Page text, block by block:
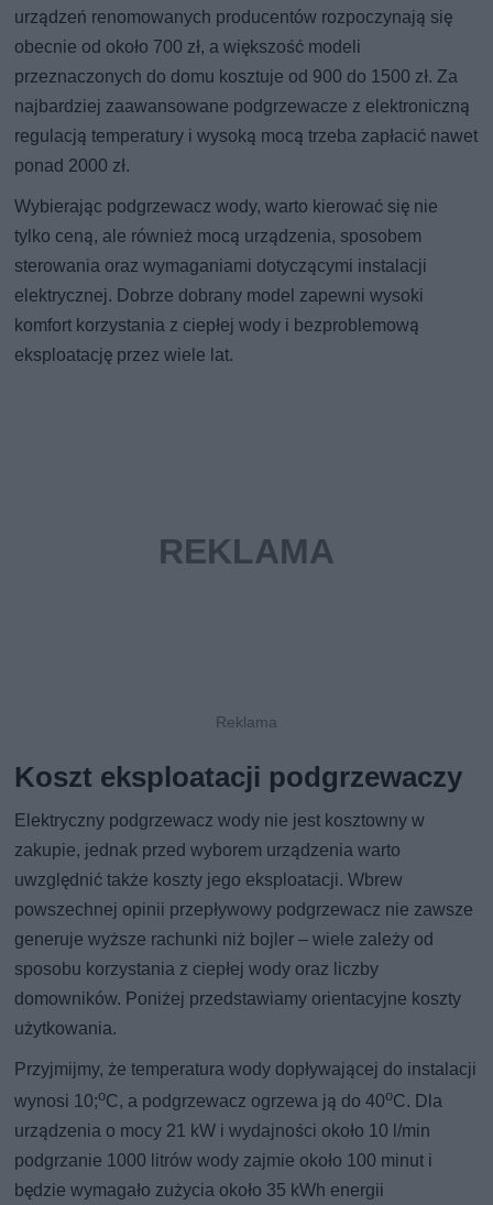
urządzeń renomowanych producentów rozpoczynają się
obecnie od około 700 zł, a większość modeli
przeznaczonych do domu kosztuje od 900 do 1500 zł. Za
najbardziej zaawansowane podgrzewacze z elektroniczną
regulacją temperatury i wysoką mocą trzeba zapłacić nawet
ponad 2000 zł.
Wybierając podgrzewacz wody, warto kierować się nie
tylko ceną, ale również mocą urządzenia, sposobem
sterowania oraz wymaganiami dotyczącymi instalacji
elektrycznej. Dobrze dobrany model zapewni wysoki
komfort korzystania z ciepłej wody i bezproblemową
eksploatację przez wiele lat.
Koszt eksploatacji podgrzewaczy
Elektryczny podgrzewacz wody nie jest kosztowny w
zakupie, jednak przed wyborem urządzenia warto
uwzględnić także koszty jego eksploatacji. Wbrew
powszechnej opinii przepływowy podgrzewacz nie zawsze
generuje wyższe rachunki niż bojler – wiele zależy od
sposobu korzystania z ciepłej wody oraz liczby
domowników. Poniżej przedstawiamy orientacyjne koszty
użytkowania.
Przyjmijmy, że temperatura wody dopływającej do instalacji
wynosi 10;oC, a podgrzewacz ogrzewa ją do 40oC. Dla
urządzenia o mocy 21 kW i wydajności około 10 l/min
podgrzanie 1000 litrów wody zajmie około 100 minut i
będzie wymagało zużycia około 35 kWh energii